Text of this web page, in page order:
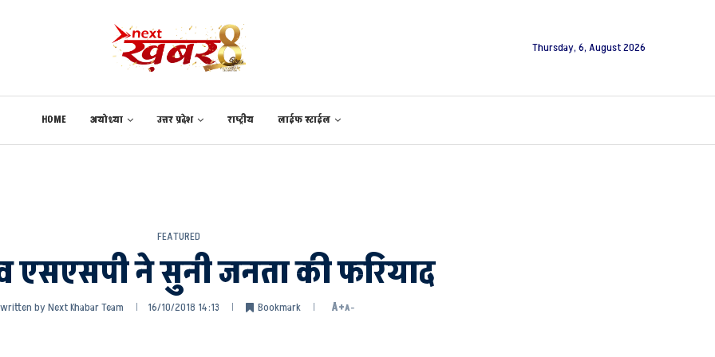
Thursday, 6, August 2026
HOME अयोध्या उत्तर प्रदेश राष्ट्रीय लाईफ स्टाईल
FEATURED
एसएसपी ने सुनी जनता की फरियाद
written byNext Khabar Team 16/10/2018 14:13 Bookmark A+A-